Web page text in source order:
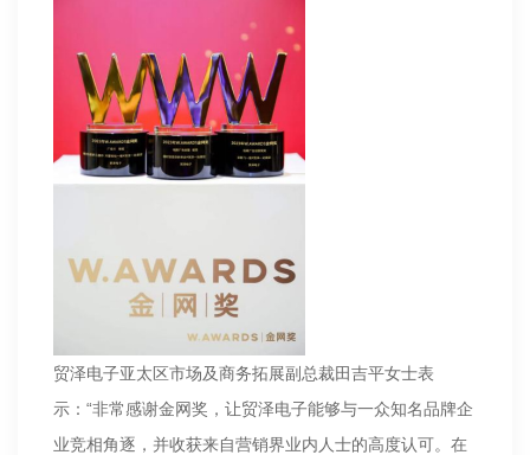
贸泽电子亚太区市场及商务拓展副总裁田吉平女士表
示：“非常感谢金网奖，让贸泽电子能够与一众知名品牌企
业竞相角逐，并收获来自营销界业内人士的高度认可。在